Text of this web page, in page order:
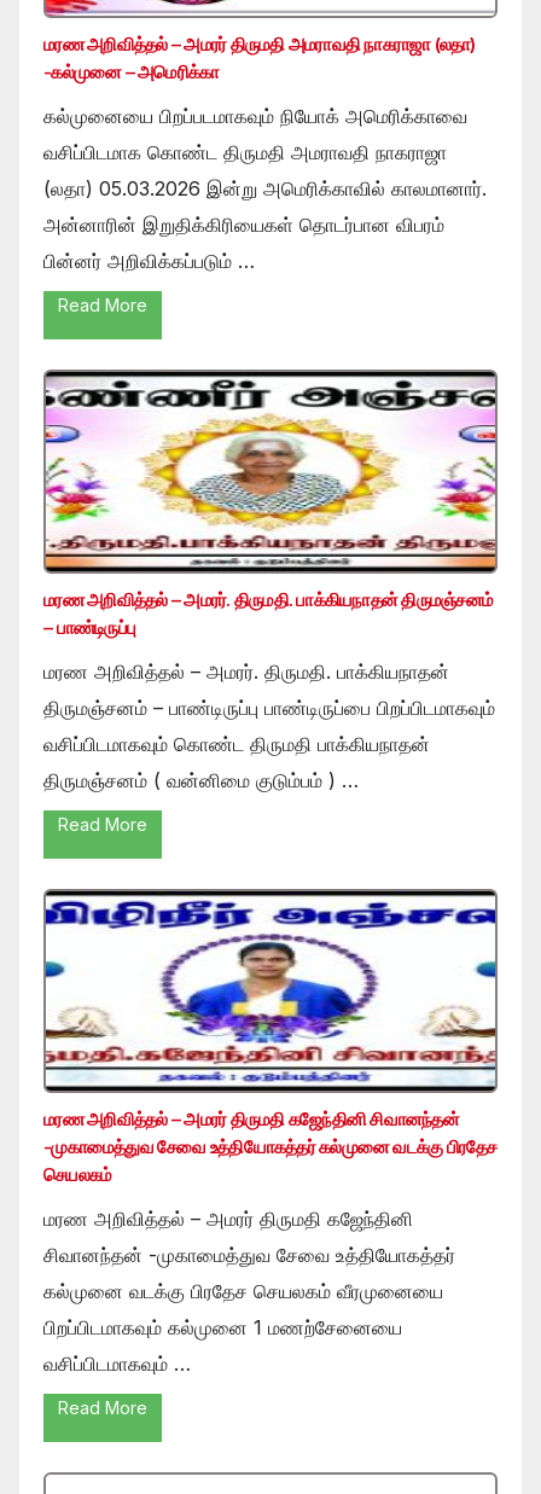
மரண அறிவித்தல் – அமரர் திருமதி அமராவதி நாகராஜா (லதா)
-கல்முனை – அமெரிக்கா
கல்முனையை பிறப்படமாகவும் நியோக் அமெரிக்காவை
வசிப்பிடமாக கொண்ட திருமதி அமராவதி நாகராஜா
(லதா) 05.03.2026 இன்று அமெரிக்காவில் காலமானார்.
அன்னாரின் இறுதிக்கிரியைகள் தொடர்பான விபரம்
பின்னர் அறிவிக்கப்படும் …
Read More
மரண அறிவித்தல் – அமரர். திருமதி. பாக்கியநாதன் திருமஞ்சனம்
– பாண்டிருப்பு
மரண அறிவித்தல் – அமரர். திருமதி. பாக்கியநாதன்
திருமஞ்சனம் – பாண்டிருப்பு பாண்டிருப்பை பிறப்பிடமாகவும்
வசிப்பிடமாகவும் கொண்ட திருமதி பாக்கியநாதன்
திருமஞ்சனம் ( வன்னிமை குடும்பம் ) …
Read More
மரண அறிவித்தல் – அமரர் திருமதி கஜேந்தினி சிவானந்தன்
-முகாமைத்துவ சேவை உத்தியோகத்தர் கல்முனை வடக்கு பிரதேச
செயலகம்
மரண அறிவித்தல் – அமரர் திருமதி கஜேந்தினி
சிவானந்தன் -முகாமைத்துவ சேவை உத்தியோகத்தர்
கல்முனை வடக்கு பிரதேச செயலகம் வீரமுனையை
பிறப்பிடமாகவும் கல்முனை 1 மணற்சேனையை
வசிப்பிடமாகவும் …
Read More